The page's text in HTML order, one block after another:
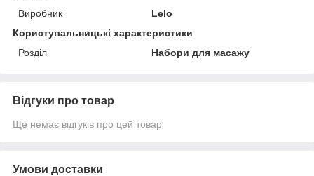
Виробник
Lelo
Користувальницькі характеристики
Розділ
Набори для масажу
Відгуки про товар
Ще немає відгуків про цей товар
Умови доставки